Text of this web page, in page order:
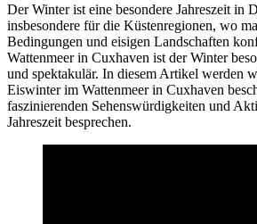
Der Winter ist eine besondere Jahreszeit in
insbesondere für die Küstenregionen, wo
Bedingungen und eisigen Landschaften
Wattenmeer in Cuxhaven ist der Winter
und spektakulär. In diesem Artikel werden
Eiswinter im Wattenmeer in Cuxhaven
faszinierenden Sehenswürdigkeiten und
Jahreszeit besprechen.